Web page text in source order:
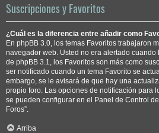
Suscripciones y Favoritos
¿Cuál es la diferencia entre añadir como
En phpBB 3.0, los temas Favoritos trabajaron
navegador web. Usted no era alertado cuando
de phpBB 3.1, los Favoritos son más como
ser notificado cuando un tema Favorito se
embargo, se le avisará de que hay una
propio foro. Las opciones de notificación para
se pueden configurar en el Panel de Control
Foros”.
Arriba